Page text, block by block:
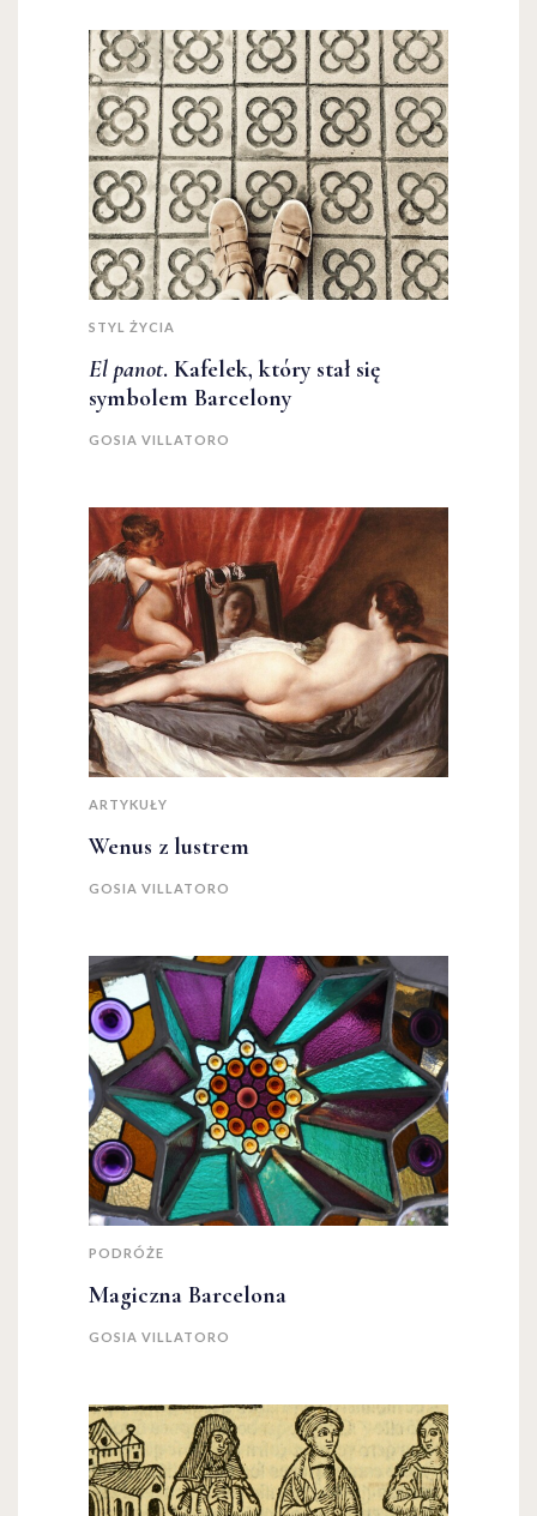
STYL ŻYCIA
El panot. Kafelek, który stał się
symbolem Barcelony
GOSIA VILLATORO
ARTYKUŁY
Wenus z lustrem
GOSIA VILLATORO
PODRÓŻE
Magiczna Barcelona
GOSIA VILLATORO